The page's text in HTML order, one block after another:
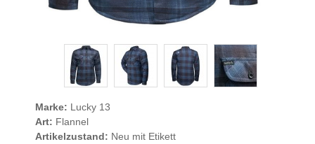
Marke: Lucky 13
Art: Flannel
Artikelzustand: Neu mit Etikett